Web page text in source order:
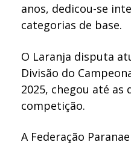
anos, dedicou-se
categorias de base.
O Laranja disputa
Divisão do
2025, chegou até as
competição.
A Federação